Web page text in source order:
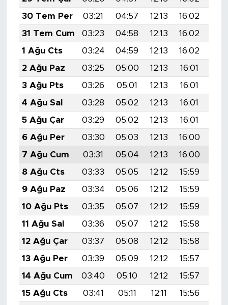
30 Tem Per
03:21 04:57 12:13 16:02
31 Tem Cum
03:23 04:58 12:13 16:02
1 Ağu Cts
03:24 04:59 12:13 16:02
2 Ağu Paz
03:25 05:00 12:13 16:01
3 Ağu Pts
03:26 05:01 12:13 16:01
4 Ağu Sal
03:28 05:02 12:13 16:01
5 Ağu Çar
03:29 05:02 12:13 16:01
6 Ağu Per
03:30 05:03 12:13 16:00
7 Ağu Cum
03:31 05:04 12:13 16:00
8 Ağu Cts
03:33 05:05 12:12 15:59
9 Ağu Paz
03:34 05:06 12:12 15:59
10 Ağu Pts
03:35 05:07 12:12 15:59
11 Ağu Sal
03:36 05:07 12:12 15:58
12 Ağu Çar
03:37 05:08 12:12 15:58
13 Ağu Per
03:39 05:09 12:12 15:57
14 Ağu Cum
03:40 05:10 12:12 15:57
15 Ağu Cts
03:41 05:11 12:11 15:56